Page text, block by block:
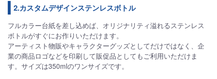
2.カスタムデザインステンレスボトル
フルカラー台紙を差し込めば、オリジナリティ溢れるステンレス
ボトルがすぐにお作りいただけます。
アーティスト物販やキャラクターグッズとしてだけではなく、企
業の商品ロゴなどを印刷して販促品としてもご利用いただけま
す。サイズは350mlのワンサイズです。